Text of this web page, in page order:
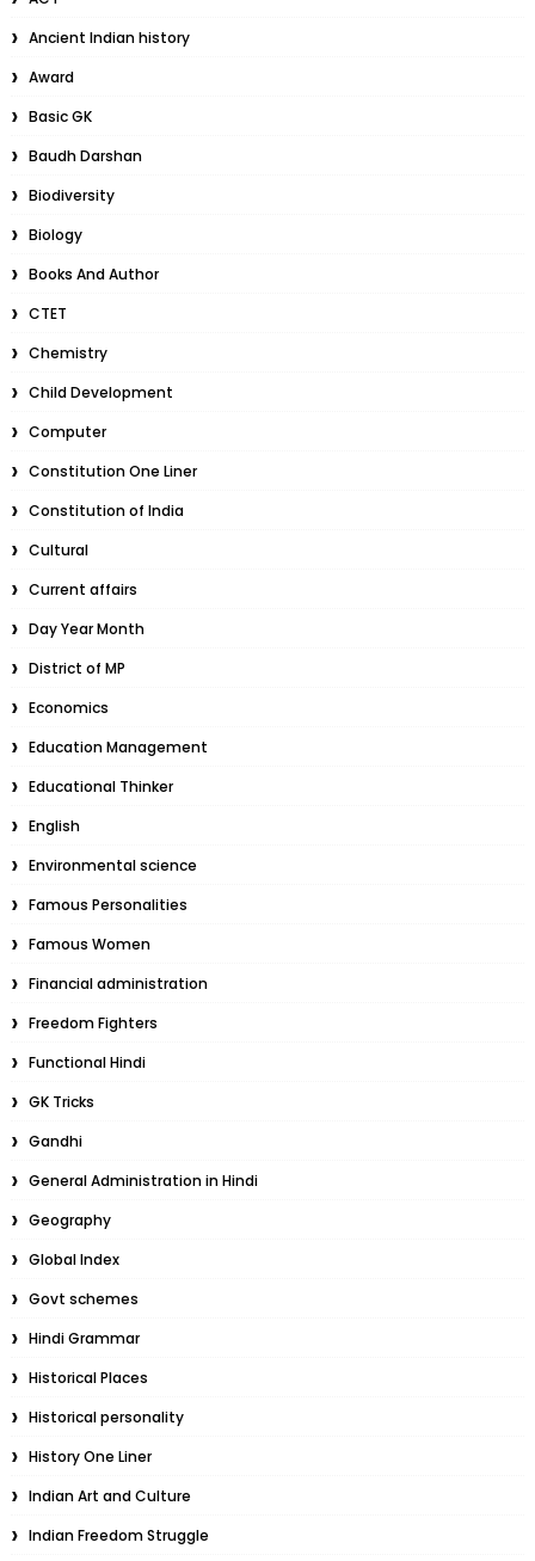
Ancient Indian history
Award
Basic GK
Baudh Darshan
Biodiversity
Biology
Books And Author
CTET
Chemistry
Child Development
Computer
Constitution One Liner
Constitution of India
Cultural
Current affairs
Day Year Month
District of MP
Economics
Education Management
Educational Thinker
English
Environmental science
Famous Personalities
Famous Women
Financial administration
Freedom Fighters
Functional Hindi
GK Tricks
Gandhi
General Administration in Hindi
Geography
Global Index
Govt schemes
Hindi Grammar
Historical Places
Historical personality
History One Liner
Indian Art and Culture
Indian Freedom Struggle